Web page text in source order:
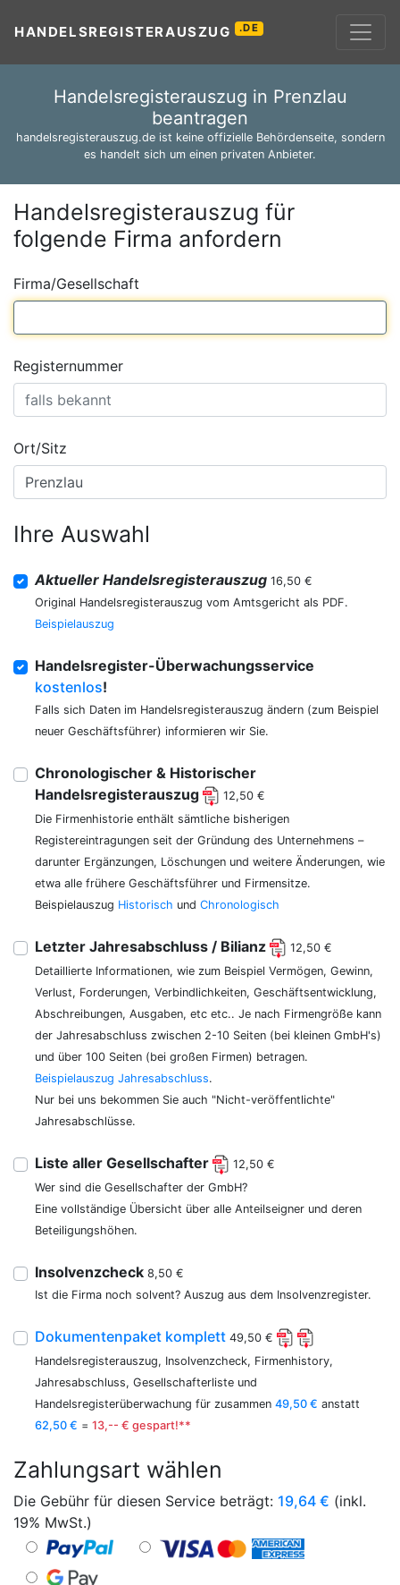
HANDELSREGISTERAUSZUG .DE
Handelsregisterauszug in Prenzlau
beantragen
handelsregisterauszug.de ist keine offizielle Behördenseite, sondern
es handelt sich um einen privaten Anbieter.
Handelsregisterauszug für
folgende Firma anfordern
Firma/Gesellschaft
Registernummer
Ort/Sitz
Ihre Auswahl
Aktueller Handelsregisterauszug 16,50 €
Original Handelsregisterauszug vom Amtsgericht als PDF.
Beispielauszug
Handelsregister-Überwachungsservice
kostenlos!
Falls sich Daten im Handelsregisterauszug ändern (zum Beispiel
neuer Geschäftsführer) informieren wir Sie.
Chronologischer & Historischer
Handelsregisterauszug
12,50 €
Die Firmenhistorie enthält sämtliche bisherigen
Registereintragungen seit der Gründung des Unternehmens –
darunter Ergänzungen, Löschungen und weitere Änderungen, wie
etwa alle frühere Geschäftsführer und Firmensitze.
Beispielauszug Historisch und Chronologisch
Letzter Jahresabschluss / Bilianz
12,50 €
Detaillierte Informationen, wie zum Beispiel Vermögen, Gewinn,
Verlust, Forderungen, Verbindlichkeiten, Geschäftsentwicklung,
Abschreibungen, Ausgaben, etc etc.. Je nach Firmengröße kann
der Jahresabschluss zwischen 2-10 Seiten (bei kleinen GmbH's)
und über 100 Seiten (bei großen Firmen) betragen.
Beispielauszug Jahresabschluss.
Nur bei uns bekommen Sie auch "Nicht-veröffentlichte"
Jahresabschlüsse.
Liste aller Gesellschafter
12,50 €
Wer sind die Gesellschafter der GmbH?
Eine vollständige Übersicht über alle Anteilseigner und deren
Beteiligungshöhen.
Insolvenzcheck 8,50 €
Ist die Firma noch solvent? Auszug aus dem Insolvenzregister.
Dokumentenpaket komplett 49,50 €
Handelsregisterauszug, Insolvenzcheck, Firmenhistory,
Jahresabschluss, Gesellschafterliste und
Handelsregisterüberwachung für zusammen 49,50 € anstatt
62,50 € = 13,-- € gespart!**
Zahlungsart wählen
Die Gebühr für diesen Service beträgt: 19,64 € (inkl.
19% MwSt.)